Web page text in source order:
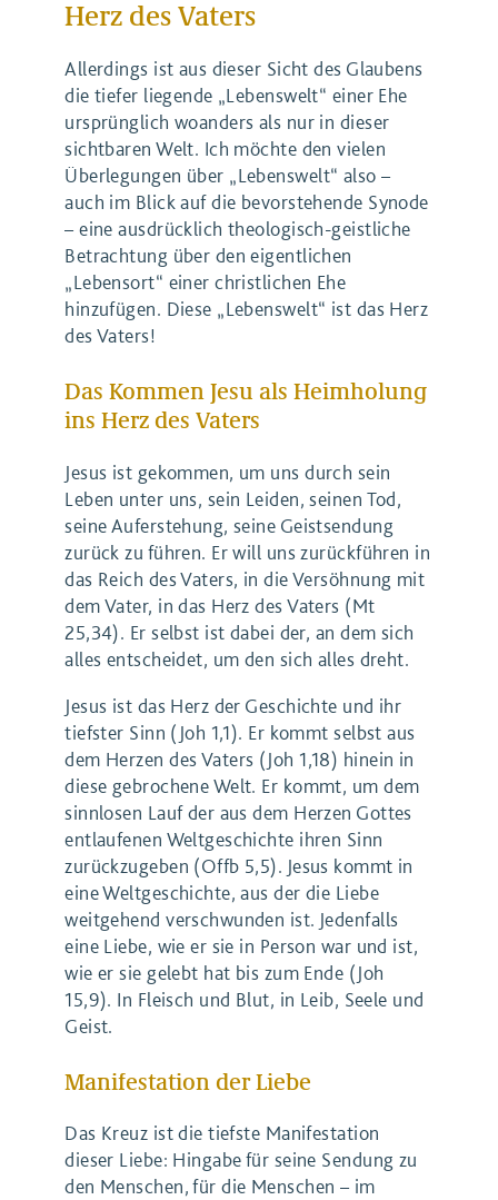
Herz des Vaters
Allerdings ist aus dieser Sicht des Glaubens
die tiefer liegende „Lebenswelt“ einer Ehe
ursprünglich woanders als nur in dieser
sichtbaren Welt. Ich möchte den vielen
Überlegungen über „Lebenswelt“ also –
auch im Blick auf die bevorstehende Synode
– eine ausdrücklich theologisch-geistliche
Betrachtung über den eigentlichen
„Lebensort“ einer christlichen Ehe
hinzufügen. Diese „Lebenswelt“ ist das Herz
des Vaters!
Das Kommen Jesu als Heimholung
ins Herz des Vaters
Jesus ist gekommen, um uns durch sein
Leben unter uns, sein Leiden, seinen Tod,
seine Auferstehung, seine Geistsendung
zurück zu führen. Er will uns zurückführen in
das Reich des Vaters, in die Versöhnung mit
dem Vater, in das Herz des Vaters (Mt
25,34). Er selbst ist dabei der, an dem sich
alles entscheidet, um den sich alles dreht.
Jesus ist das Herz der Geschichte und ihr
tiefster Sinn (Joh 1,1). Er kommt selbst aus
dem Herzen des Vaters (Joh 1,18) hinein in
diese gebrochene Welt. Er kommt, um dem
sinnlosen Lauf der aus dem Herzen Gottes
entlaufenen Weltgeschichte ihren Sinn
zurückzugeben (Offb 5,5). Jesus kommt in
eine Weltgeschichte, aus der die Liebe
weitgehend verschwunden ist. Jedenfalls
eine Liebe, wie er sie in Person war und ist,
wie er sie gelebt hat bis zum Ende (Joh
15,9). In Fleisch und Blut, in Leib, Seele und
Geist.
Manifestation der Liebe
Das Kreuz ist die tiefste Manifestation
dieser Liebe: Hingabe für seine Sendung zu
den Menschen, für die Menschen – im